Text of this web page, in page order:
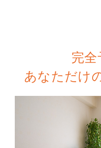
完全
あなただけ